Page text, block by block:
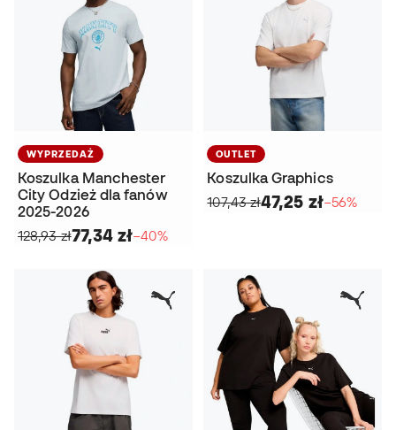
WYPRZEDAŻ
Koszulka Manchester
City Odzież dla fanów
2025-2026
128,93 zł77,34 zł−40%
OUTLET
Koszulka Graphics
107,43 zł47,25 zł−56%